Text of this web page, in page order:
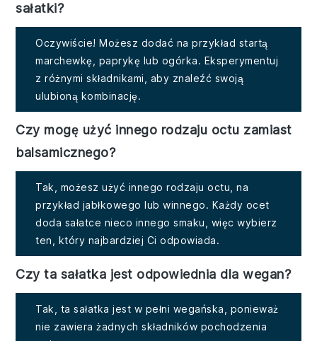
sałatki?
Oczywiście! Możesz dodać na przykład startą
marchewkę, paprykę lub ogórka. Eksperymentuj
z różnymi składnikami, aby znaleźć swoją
ulubioną kombinację.
Czy mogę użyć innego rodzaju octu zamiast
balsamicznego?
Tak, możesz użyć innego rodzaju octu, na
przykład jabłkowego lub winnego. Każdy ocet
doda sałatce nieco innego smaku, więc wybierz
ten, który najbardziej Ci odpowiada.
Czy ta sałatka jest odpowiednia dla wegan?
Tak, ta sałatka jest w pełni wegańska, ponieważ
nie zawiera żadnych składników pochodzenia